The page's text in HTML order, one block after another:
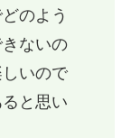
のよう
ないの
いので
と思い